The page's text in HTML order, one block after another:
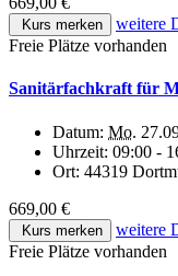
Kurs merken
weitere
Freie Plätze vorhanden
Sanitärfachkraft für
Datum: Mo.
Uhrzeit: 09:00 -
Ort: 44319
669,00 €
Kurs merken
weitere
Freie Plätze vorhanden